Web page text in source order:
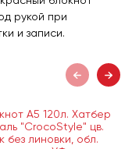
рукой при
и записи.